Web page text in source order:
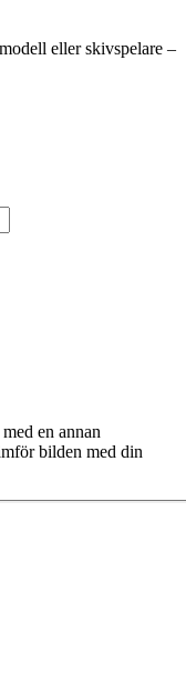
eller skivspelare –
en annan
bilden med din